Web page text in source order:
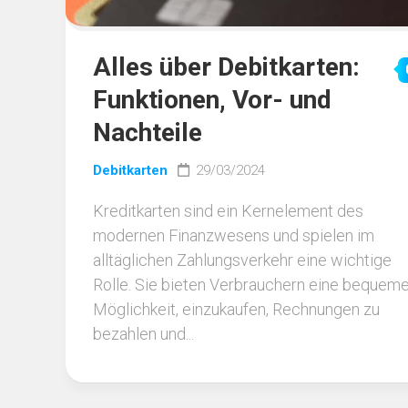
Alles über Debitkarten:
Funktionen, Vor- und
Nachteile
Debitkarten 29/03/2024
Kreditkarten sind ein Kernelement des
modernen Finanzwesens und spielen im
alltäglichen Zahlungsverkehr eine wichtige
Rolle. Sie bieten Verbrauchern eine
Möglichkeit, einzukaufen, Rechnungen zu
bezahlen und...